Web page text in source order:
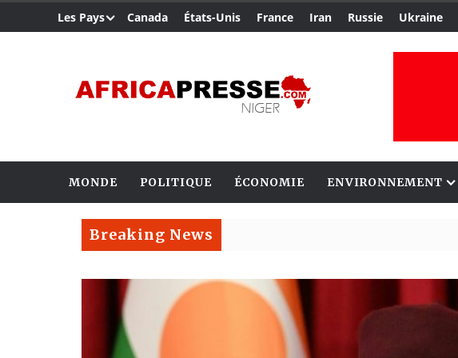
Les Pays Canada États-Unis France Iran Russie Ukraine
MONDE POLITIQUE ÉCONOMIE ENVIRONNEMENT
Breaking News